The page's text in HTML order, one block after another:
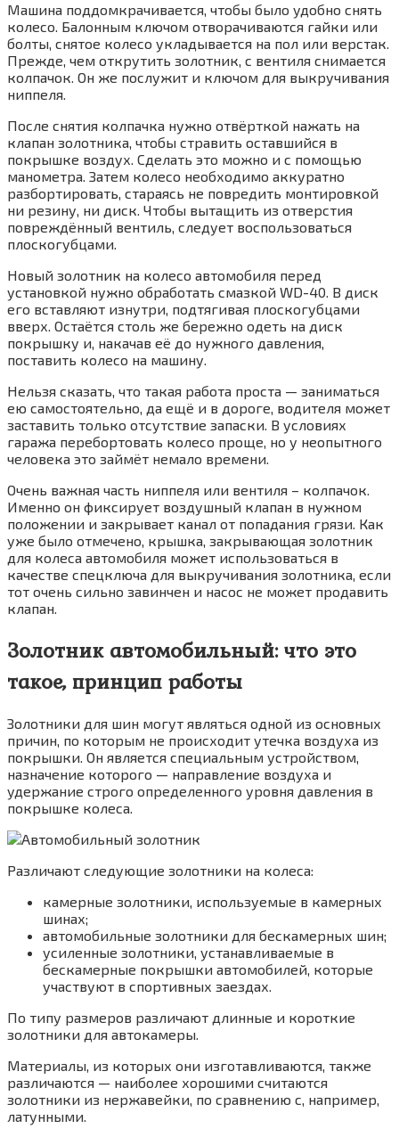
Машина поддомкрачивается, чтобы было удобно снять
колесо. Балонным ключом отворачиваются гайки или
болты, снятое колесо укладывается на пол или верстак.
Прежде, чем открутить золотник, с вентиля снимается
колпачок. Он же послужит и ключом для выкручивания
ниппеля.
После снятия колпачка нужно отвёрткой нажать на
клапан золотника, чтобы стравить оставшийся в
покрышке воздух. Сделать это можно и с помощью
манометра. Затем колесо необходимо аккуратно
разбортировать, стараясь не повредить монтировкой
ни резину, ни диск. Чтобы вытащить из отверстия
повреждённый вентиль, следует воспользоваться
плоскогубцами.
Новый золотник на колесо автомобиля перед
установкой нужно обработать смазкой WD-40. В диск
его вставляют изнутри, подтягивая плоскогубцами
вверх. Остаётся столь же бережно одеть на диск
покрышку и, накачав её до нужного давления,
поставить колесо на машину.
Нельзя сказать, что такая работа проста — заниматься
ею самостоятельно, да ещё и в дороге, водителя может
заставить только отсутствие запаски. В условиях
гаража перебортовать колесо проще, но у неопытного
человека это займёт немало времени.
Очень важная часть ниппеля или вентиля – колпачок.
Именно он фиксирует воздушный клапан в нужном
положении и закрывает канал от попадания грязи. Как
уже было отмечено, крышка, закрывающая золотник
для колеса автомобиля может использоваться в
качестве спецключа для выкручивания золотника, если
тот очень сильно завинчен и насос не может продавить
клапан.
Золотник автомобильный: что это
такое, принцип работы
Золотники для шин могут являться одной из основных
причин, по которым не происходит утечка воздуха из
покрышки. Он является специальным устройством,
назначение которого — направление воздуха и
удержание строго определенного уровня давления в
покрышке колеса.
Автомобильный золотник
Различают следующие золотники на колеса:
камерные золотники, используемые в камерных
шинах;
автомобильные золотники для бескамерных шин;
усиленные золотники, устанавливаемые в
бескамерные покрышки автомобилей, которые
участвуют в спортивных заездах.
По типу размеров различают длинные и короткие
золотники для автокамеры.
Материалы, из которых они изготавливаются, также
различаются — наиболее хорошими считаются
золотники из нержавейки, по сравнению с, например,
латунными.